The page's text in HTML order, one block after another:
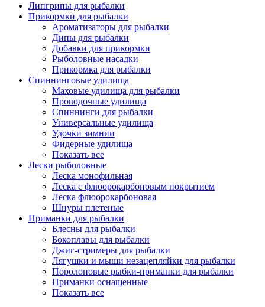
Липгрипы для рыбалки
Прикормки для рыбалки
Ароматизаторы для рыбалки
Дипы для рыбалки
Добавки для прикормки
Рыболовные насадки
Прикормка для рыбалки
Спиннинговые удилища
Маховые удилища для рыбалки
Проводочные удилища
Спиннинги для рыбалки
Универсальные удилища
Удочки зимнии
Фидерные удилища
Показать все
Лески рыболовные
Леска монофильная
Леска с флюорокарбоновым покрытием
Леска флюорокарбоновая
Шнуры плетеные
Приманки для рыбалки
Блесны для рыбалки
Бокоплавы для рыбалки
Джиг-стримеры для рыбалки
Лягушки и мыши незацепляйки для рыбалки
Поролоновые рыбки-приманки для рыбалки
Приманки оснащенные
Показать все